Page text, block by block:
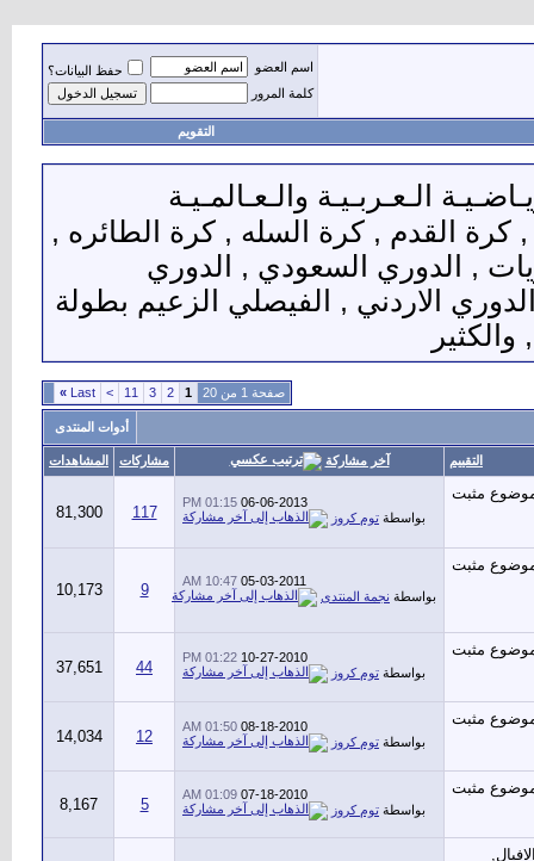
اسم العضو
حفظ البيانات؟
كلمة المرور
التقويم
الـعـربـيـة والـعـالمـيـة
, كرة القدم , كرة السله , كرة الطائره ,
, الدوري السعودي , الدوري
الاردني , الفيصلي الزعيم بطولة
صفحة 1 من 20 1
2
3
11
>
Last
»
أدوات المنتدى
التقييم آخر مشاركة مشاركات المشاهدات
06-06-2013
01:15 PM
بواسطة توم كروز 117
81,300
05-03-2011
10:47 AM
بواسطة نجمة المنتدى 9
10,173
10-27-2010
01:22 PM
بواسطة توم كروز 44
37,651
08-18-2010
01:50 AM
بواسطة توم كروز 12
14,034
07-18-2010
01:09 AM
بواسطة توم كروز 5
8,167